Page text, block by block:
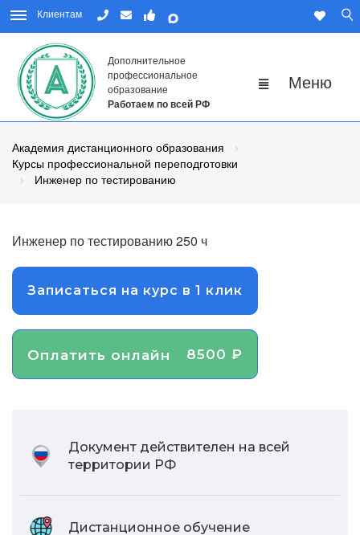
Клиентам
Дополнительное
профессиональное
образование
Работаем по всей РФ
Академия дистанционного образования
Курсы профессиональной переподготовки
Инженер по тестированию
Инженер по тестированию 250 ч
Записаться на курс в 1 клик
Оплатить онлайн 8500 ₽
Документ действителен на всей
территории РФ
Дистанционное обучение